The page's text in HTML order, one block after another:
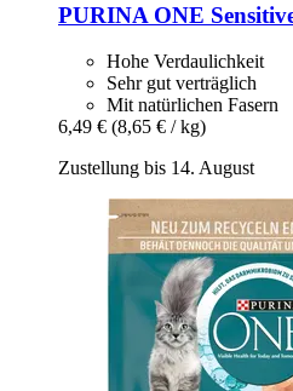
PURINA ONE
Hohe Verdaulichkeit
Sehr gut verträglich
Mit natürlichen Fasern
6,49 € (8,65 € / kg)
Zustellung bis 14. August